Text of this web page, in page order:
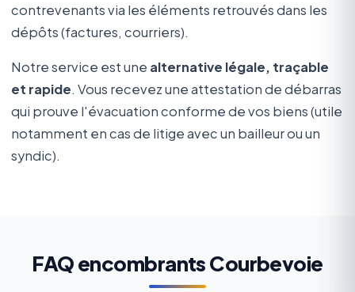
contrevenants via les éléments retrouvés dans les
dépôts (factures, courriers).
Notre service est une alternative légale, traçable
et rapide. Vous recevez une attestation de débarras
qui prouve l'évacuation conforme de vos biens (utile
notamment en cas de litige avec un bailleur ou un
syndic).
FAQ encombrants Courbevoie